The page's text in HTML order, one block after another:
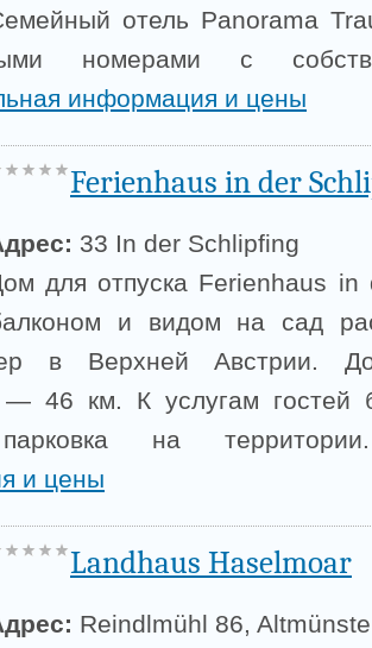
отель Panorama
номерами с
информация и цены
Ferienhaus in der
33 In der Schlipfing
для отпуска Ferienhaus
и видом на сад
в Верхней Австрии.
— 46 км. К услугам гостей
парковка на
и цены
Landhaus Haselmoar
Reindlmühl 86,